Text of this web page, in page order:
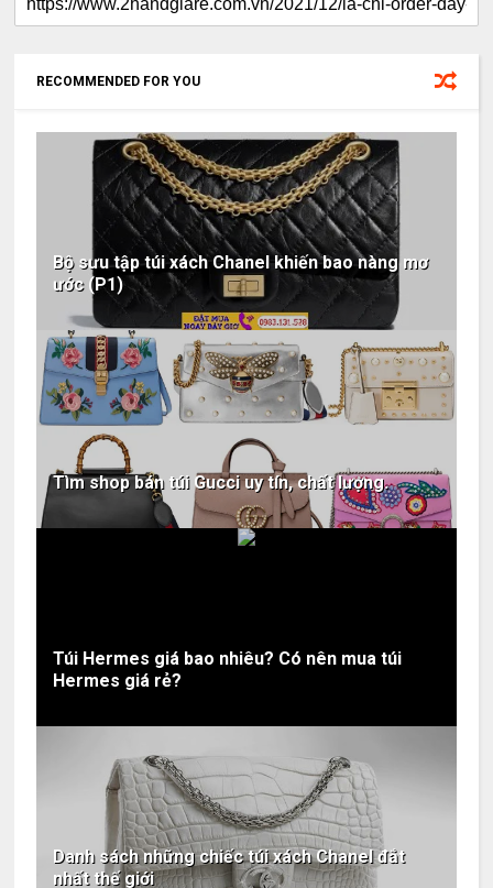
RECOMMENDED FOR YOU
Bộ sưu tập túi xách Chanel khiến bao nàng mơ
ước (P1)
Tìm shop bán túi Gucci uy tín, chất lượng.
Túi Hermes giá bao nhiêu? Có nên mua túi
Hermes giá rẻ?
Danh sách những chiếc túi xách Chanel đắt
nhất thế giới